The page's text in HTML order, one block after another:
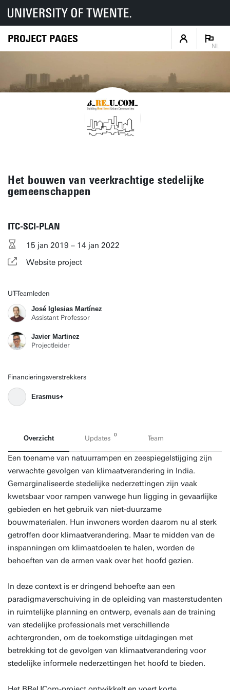
PROJECT PAGES
NL
Het bouwen van veerkrachtige stedelijke
gemeenschappen
ITC-SCI-PLAN
15 jan 2019 – 14 jan 2022
Website project
UT-Teamleden
José Iglesias Martínez
Assistant Professor
Javier Martinez
Projectleider
Financieringsverstrekkers
Erasmus+
Overzicht Updates 0 Team
Een toename van natuurrampen en zeespiegelstijging zijn
verwachte gevolgen van klimaatverandering in India.
Gemarginaliseerde stedelijke nederzettingen zijn vaak
kwetsbaar voor rampen vanwege hun ligging in gevaarlijke
gebieden en het gebruik van niet-duurzame
bouwmaterialen. Hun inwoners worden daarom nu al sterk
getroffen door klimaatverandering. Maar te midden van de
inspanningen om klimaatdoelen te halen, worden de
behoeften van de armen vaak over het hoofd gezien.
In deze context is er dringend behoefte aan een
paradigmaverschuiving in de opleiding van masterstudenten
in ruimtelijke planning en ontwerp, evenals aan de training
van stedelijke professionals met verschillende
achtergronden, om de toekomstige uitdagingen met
betrekking tot de gevolgen van klimaatverandering voor
stedelijke informele nederzettingen het hoofd te bieden.